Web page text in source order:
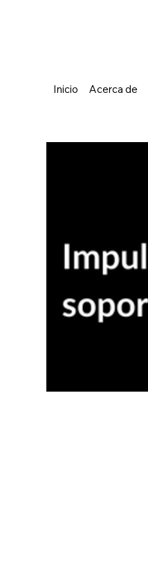
Inicio Acerca de